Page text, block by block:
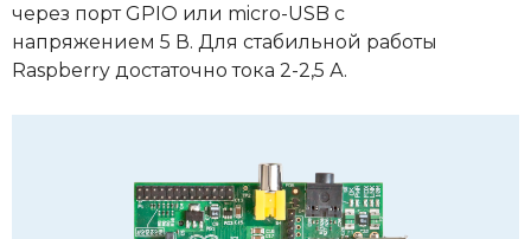
через порт GPIO или micro-USB с
напряжением 5 В. Для стабильной работы
Raspberry достаточно тока 2-2,5 А.